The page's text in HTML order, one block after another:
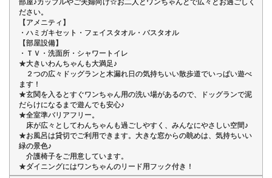
部屋♪カップルやご夫婦向け☆お二人とワンちゃんとで広々とお過ごしく
ださい。
【アメニティ】
・ハミガキセット・フェイスタオル・バスタオル
【部屋設備】
・ＴＶ・洗面所・シャワートイレ
★大きいわんちゃんも大満足♪
２つの広々ドッグランと木漏れ日の気持ちいい散歩道でいっぱい遊べ
ます！
★玄関を入るとすぐワンちゃん用の洗い場があるので、ドッグランで泥
だらけになるまで遊んでも安心♪
★全室準バリアフリー。
床が広々としてわんちゃんも過ごしやすく、みんなにやさしい空間♪
★お風呂は貸切でご利用できます。大きな窓からの眺めは、気持ちいい
緑の景色♪
介護椅子をご用意しています。
★ダイニングにはワンちゃんのリード用フック付き！